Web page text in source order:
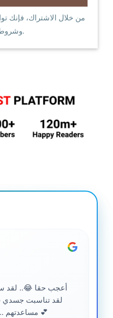
من خلال الاشتراك، فإنك
وشروط الخدمة.
أعجب حقا 😂.. لقد
لقد تناسبت
مساعدتهم ... أحب أن أكون جزءا منهم 💕